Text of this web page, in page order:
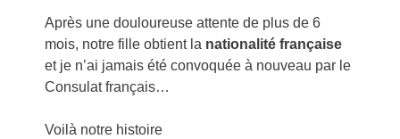
Après une douloureuse attente de plus de 6
mois, notre fille obtient la nationalité française
et je n’ai jamais été convoquée à nouveau par le
Consulat français…
Voilà notre histoire